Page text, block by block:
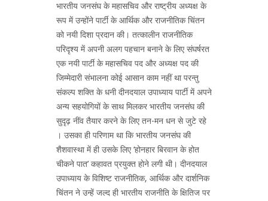
भारतीय जनसंघ के महासचिव और राष्ट्रीय अध्यक्ष के
रूप में उन्होंने पार्टी के आर्थिक और राजनीतिक चिंतन
को नयी दिशा प्रदान की। तत्कालीन राजनीतिक
परिदृश्य में अपनी अलग पहचान बनाने के लिए संघर्षरत
एक नयी पार्टी के महासचिव पद और अध्यक्ष पद की
जिम्मेदारी संभालना कोई आसान काम नहीं था परन्तु
संकल्प शक्ति के धनी दीनदयाल उपाध्याय पार्टी में अपने
अन्य सहयोगियों के साथ मिलकर भारतीय जनसंघ की
सुदृढ़ नींव तैयार करने के लिए तन-मन धन से जुटे रहे
। उसका ही परिणाम था कि भारतीय जनसंघ की
शैशवास्था में ही उसके लिए ‘होनहार बिरवान के होत
चीकने पात’ कहावत प्रयुक्त होने लगी थी। दीनदयाल
उपाध्याय के विशिष्ट राजनीतिक, आर्थिक और दार्शनिक
चिंतन ने उन्हें जल्द ही भारतीय राजनीति के क्षितिज पर